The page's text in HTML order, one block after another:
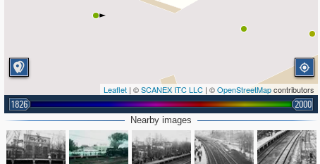
Leaflet | ©SCANEX ITC LLC | ©OpenStreetMapcontributors
1826 2000
Nearby images